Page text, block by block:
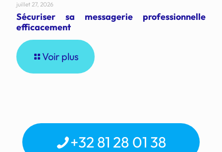
juillet 27, 2026
Sécuriser sa messagerie professionnelle
efficacement
Voir plus
+32 81 28 01 38